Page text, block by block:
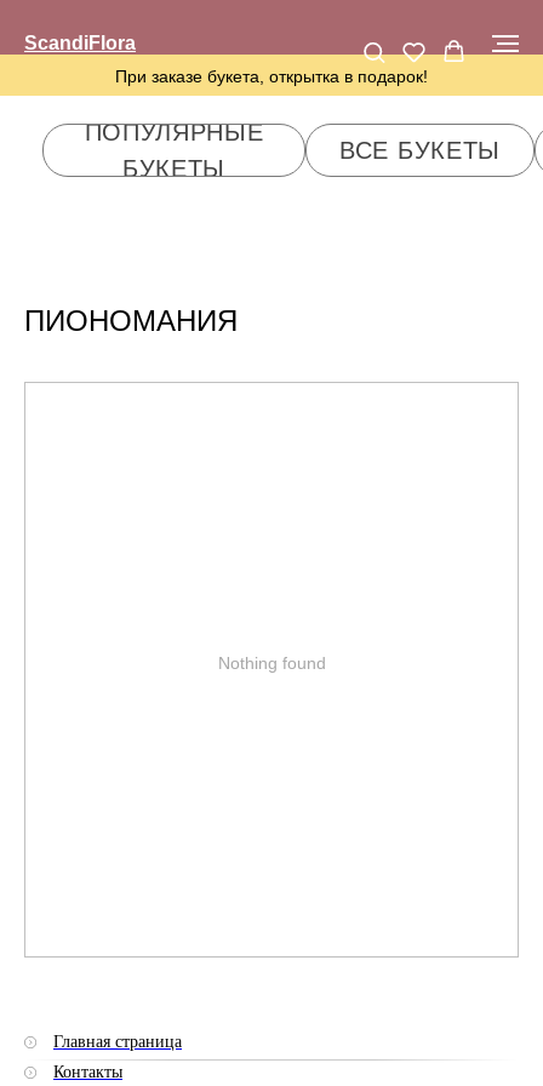
ScandiFlora
При заказе букета, открытка в подарок!
ПОПУЛЯРНЫЕ
БУКЕТЫ
ПИОНОМАНИЯ
Nothing found
Главная страница
Контакты